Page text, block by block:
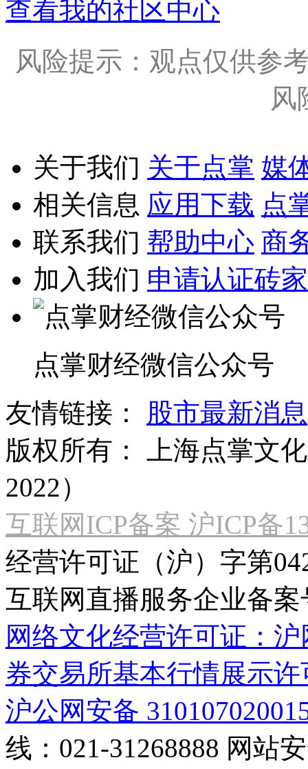
查看我的社区中心
风险提示：观点仅供参
风
关于我们 关于点掌 媒
相关信息 应用下载 点
联系我们 帮助中心 商
加入我们 申请认证砖家
点掌财经微信公众号
友情链接：
股市最新消息
版权所有：
上海点掌文
2022）
互联网ICP备案 沪ICP备
经营许可证（沪）字第
互联网直播服务企业备案
网络文化经营许可证：
券交易所基本行情展示许
沪公网安备
线：021-31268888 网站